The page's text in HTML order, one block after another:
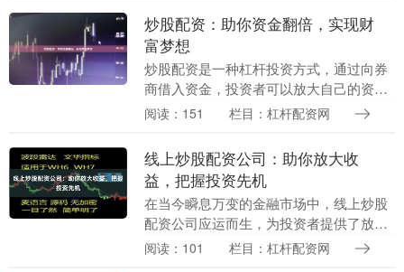
全，也直接影响投资体....
炒股配资：助你资金翻倍，实现财
富梦想
炒股配资是一种杠杆投资方式，通过向券
商借入资金，投资者可以放大自己的资金
规模，从而获得更高的收益。对于资金有
现财富梦想的捷径....
阅读：151 栏目：杠杆配资网
线上炒股配资公司：助你放大收
益，把握投资先机
在当今瞬息万变的金融市场中，线上炒股
配资公司应运而生，为投资者提供了放大
收益、把握投资先机的绝佳机会。 配资是
阅读：101 栏目：杠杆配资网